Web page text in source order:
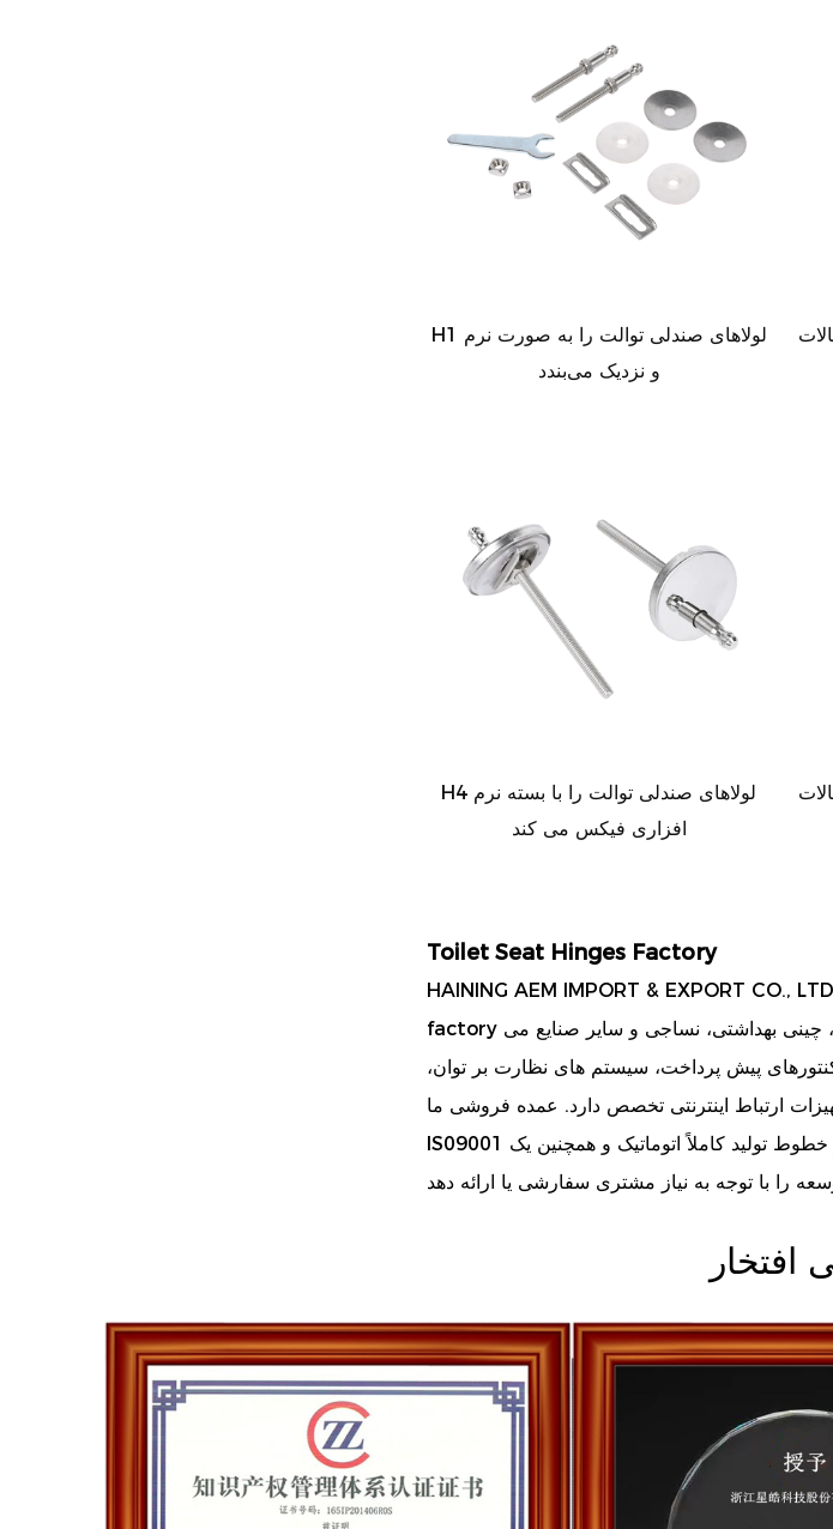
H1 لولاهای صندلی توالت را به صورت نرم
و نزدیک می‌بندد
H4 لولاهای صندلی توالت را با بسته نرم
افزاری فیکس می کند
Toilet Seat Hinges Factory
factory
کنتورهای پیش پرداخت، سیستم های نظارت بر توان،
IS09001 را گذرانده است، ما دارای نیروی فنی قوی، تجهیزات تست پیشرفته، تجهیزات تولید و خطوط تولید کاملاً اتوماتیک و همچنین یک
افتخار